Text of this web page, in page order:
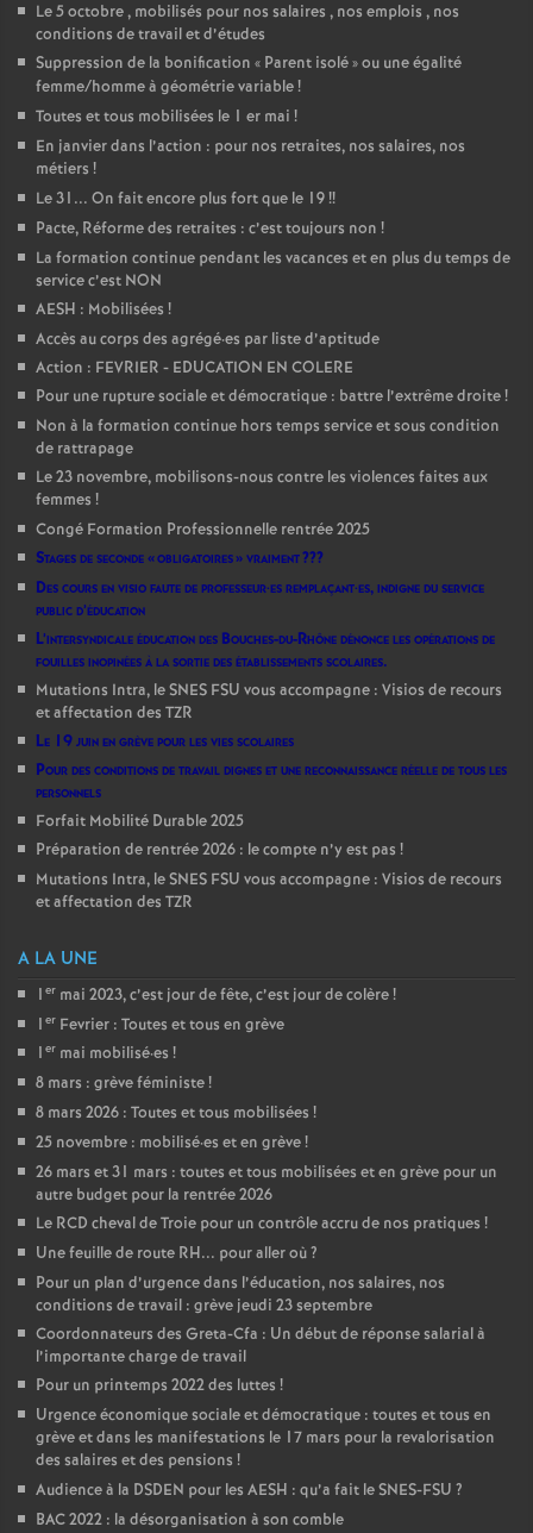
Le 5 octobre , mobilisés pour nos salaires , nos emplois , nos
conditions de travail et d’études
Suppression de la bonification « Parent isolé» ou une égalité
femme/homme à géométrie variable!
Toutes et tous mobilisées le 1 er mai !
En janvier dans l’action : pour nos retraites, nos salaires, nos
métiers !
Le 31... On fait encore plus fort que le 19!!
Pacte, Réforme des retraites : c’est toujours non !
La formation continue pendant les vacances et en plus du temps de
service c’est NON
AESH : Mobilisées !
Accès au corps des agrégé·es par liste d’aptitude
Action : FEVRIER - EDUCATION EN COLERE
Pour une rupture sociale et démocratique : battre l’extrême droite!
Non à la formation continue hors temps service et sous condition
de rattrapage
Le 23 novembre, mobilisons-nous contre les violences faites aux
femmes !
Congé Formation Professionnelle rentrée 2025
Stages de seconde «obligatoires» vraiment???
Des cours en visio faute de professeur·es remplaçant·es, indigne du service
public d’éducation
L’intersyndicale éducation des Bouches-du-Rhône dénonce les opérations de
fouilles inopinées à la sortie des établissements scolaires.
Mutations Intra, le SNES FSU vous accompagne : Visios de recours
et affectation des TZR
Le 19 juin en grève pour les vies scolaires
Pour des conditions de travail dignes et une reconnaissance réelle de tous les
personnels
Forfait Mobilité Durable 2025
Préparation de rentrée 2026 : le compte n’y est pas !
Mutations Intra, le SNES FSU vous accompagne : Visios de recours
et affectation des TZR
A LA UNE
1 er mai 2023, c’est jour de fête, c’est jour de colère!
1 er Fevrier : Toutes et tous en grève
1 er mai mobilisé·es !
8 mars : grève féministe!
8 mars 2026 : Toutes et tous mobilisées !
25 novembre : mobilisé·es et en grève!
26 mars et 31 mars : toutes et tous mobilisées et en grève pour un
autre budget pour la rentrée 2026
Le RCD cheval de Troie pour un contrôle accru de nos pratiques !
Une feuille de route RH... pour aller où?
Pour un plan d’urgence dans l’éducation, nos salaires, nos
conditions de travail : grève jeudi 23 septembre
Coordonnateurs des Greta-Cfa : Un début de réponse salarial à
l’importante charge de travail
Pour un printemps 2022 des luttes !
Urgence économique sociale et démocratique : toutes et tous en
grève et dans les manifestations le 17 mars pour la revalorisation
des salaires et des pensions !
Audience à la DSDEN pour les AESH : qu’a fait le SNES-FSU ?
BAC 2022 : la désorganisation à son comble